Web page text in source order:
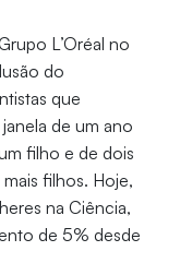
L’Oréal no
do
que
de um ano
filho e de dois
filhos. Hoje,
na Ciência,
de 5% desde